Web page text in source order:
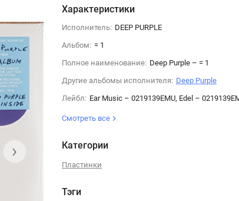
›
Характеристики
Исполнитель: DEEP PURPLE
Альбом: = 1
Полное наименование: Deep Purple – = 1
Другие альбомы исполнителя: Deep Purple
Лейбл: Ear Music – 0219139EMU, Edel –
Смотреть все
Категории
Пластинки
Тэги